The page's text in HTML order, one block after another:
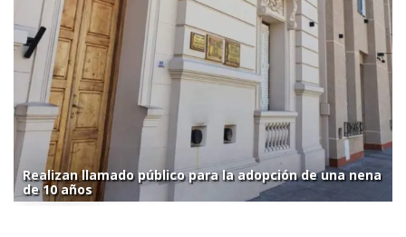
Realizan llamado público para la adopción de una nena
de 10 años